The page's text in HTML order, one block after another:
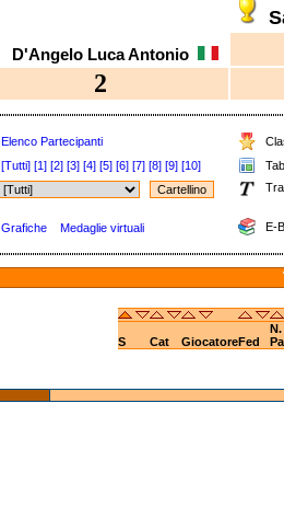
D'Angelo Luca Antonio
2
Elenco Partecipanti
[Tutti] [1] [2] [3] [4] [5] [6] [7] [8] [9] [10]
Grafiche Medaglie virtuali E-
N.
S
Cat GiocatoreFed